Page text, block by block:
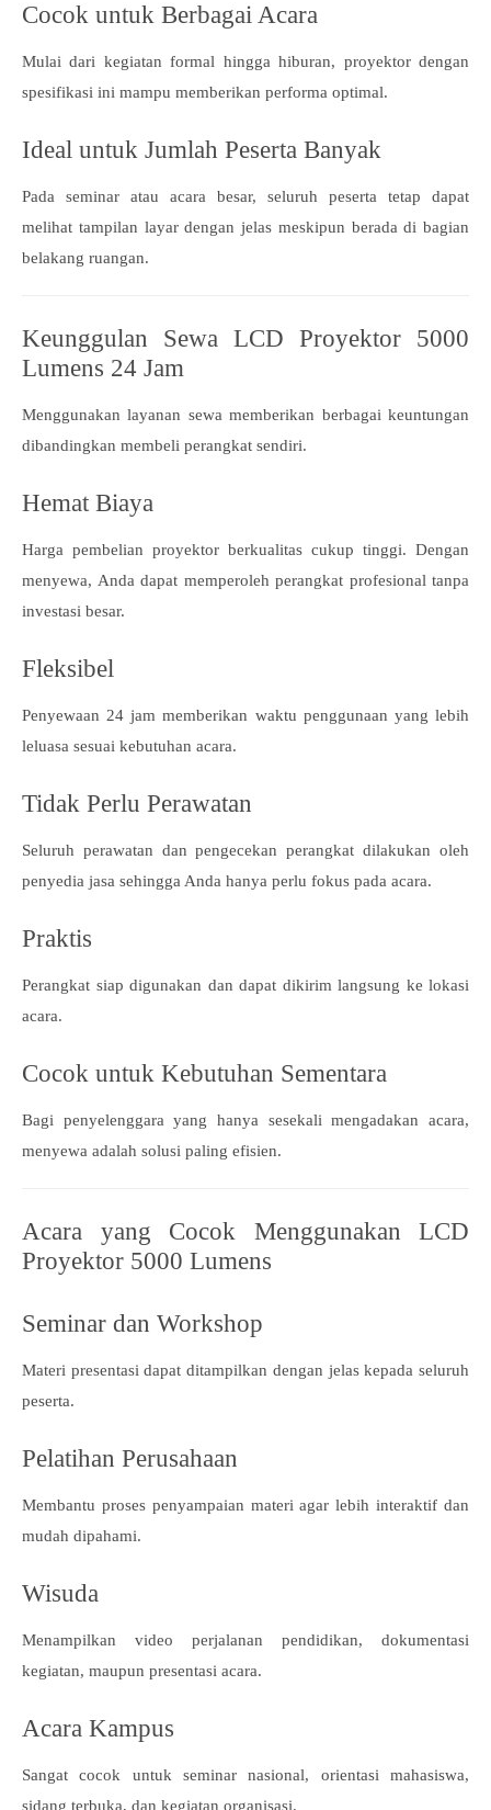
Cocok untuk Berbagai Acara
Mulai dari kegiatan formal hingga hiburan, proyektor dengan
spesifikasi ini mampu memberikan performa optimal.
Ideal untuk Jumlah Peserta Banyak
Pada seminar atau acara besar, seluruh peserta tetap dapat
melihat tampilan layar dengan jelas meskipun berada di bagian
belakang ruangan.
Keunggulan Sewa LCD Proyektor 5000
Lumens 24 Jam
Menggunakan layanan sewa memberikan berbagai keuntungan
dibandingkan membeli perangkat sendiri.
Hemat Biaya
Harga pembelian proyektor berkualitas cukup tinggi. Dengan
menyewa, Anda dapat memperoleh perangkat profesional tanpa
investasi besar.
Fleksibel
Penyewaan 24 jam memberikan waktu penggunaan yang lebih
leluasa sesuai kebutuhan acara.
Tidak Perlu Perawatan
Seluruh perawatan dan pengecekan perangkat dilakukan oleh
penyedia jasa sehingga Anda hanya perlu fokus pada acara.
Praktis
Perangkat siap digunakan dan dapat dikirim langsung ke lokasi
acara.
Cocok untuk Kebutuhan Sementara
Bagi penyelenggara yang hanya sesekali mengadakan acara,
menyewa adalah solusi paling efisien.
Acara yang Cocok Menggunakan LCD
Proyektor 5000 Lumens
Seminar dan Workshop
Materi presentasi dapat ditampilkan dengan jelas kepada seluruh
peserta.
Pelatihan Perusahaan
Membantu proses penyampaian materi agar lebih interaktif dan
mudah dipahami.
Wisuda
Menampilkan video perjalanan pendidikan, dokumentasi
kegiatan, maupun presentasi acara.
Acara Kampus
Sangat cocok untuk seminar nasional, orientasi mahasiswa,
sidang terbuka, dan kegiatan organisasi.